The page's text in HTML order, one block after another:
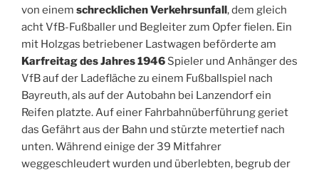
von einem schrecklichen Verkehrsunfall, dem gleich
acht VfB-Fußballer und Begleiter zum Opfer fielen. Ein
mit Holzgas betriebener Lastwagen beförderte am
Karfreitag des Jahres 1946 Spieler und Anhänger des
VfB auf der Ladefläche zu einem Fußballspiel nach
Bayreuth, als auf der Autobahn bei Lanzendorf ein
Reifen platzte. Auf einer Fahrbahnüberführung geriet
das Gefährt aus der Bahn und stürzte metertief nach
unten. Während einige der 39 Mitfahrer
weggeschleudert wurden und überlebten, begrub der